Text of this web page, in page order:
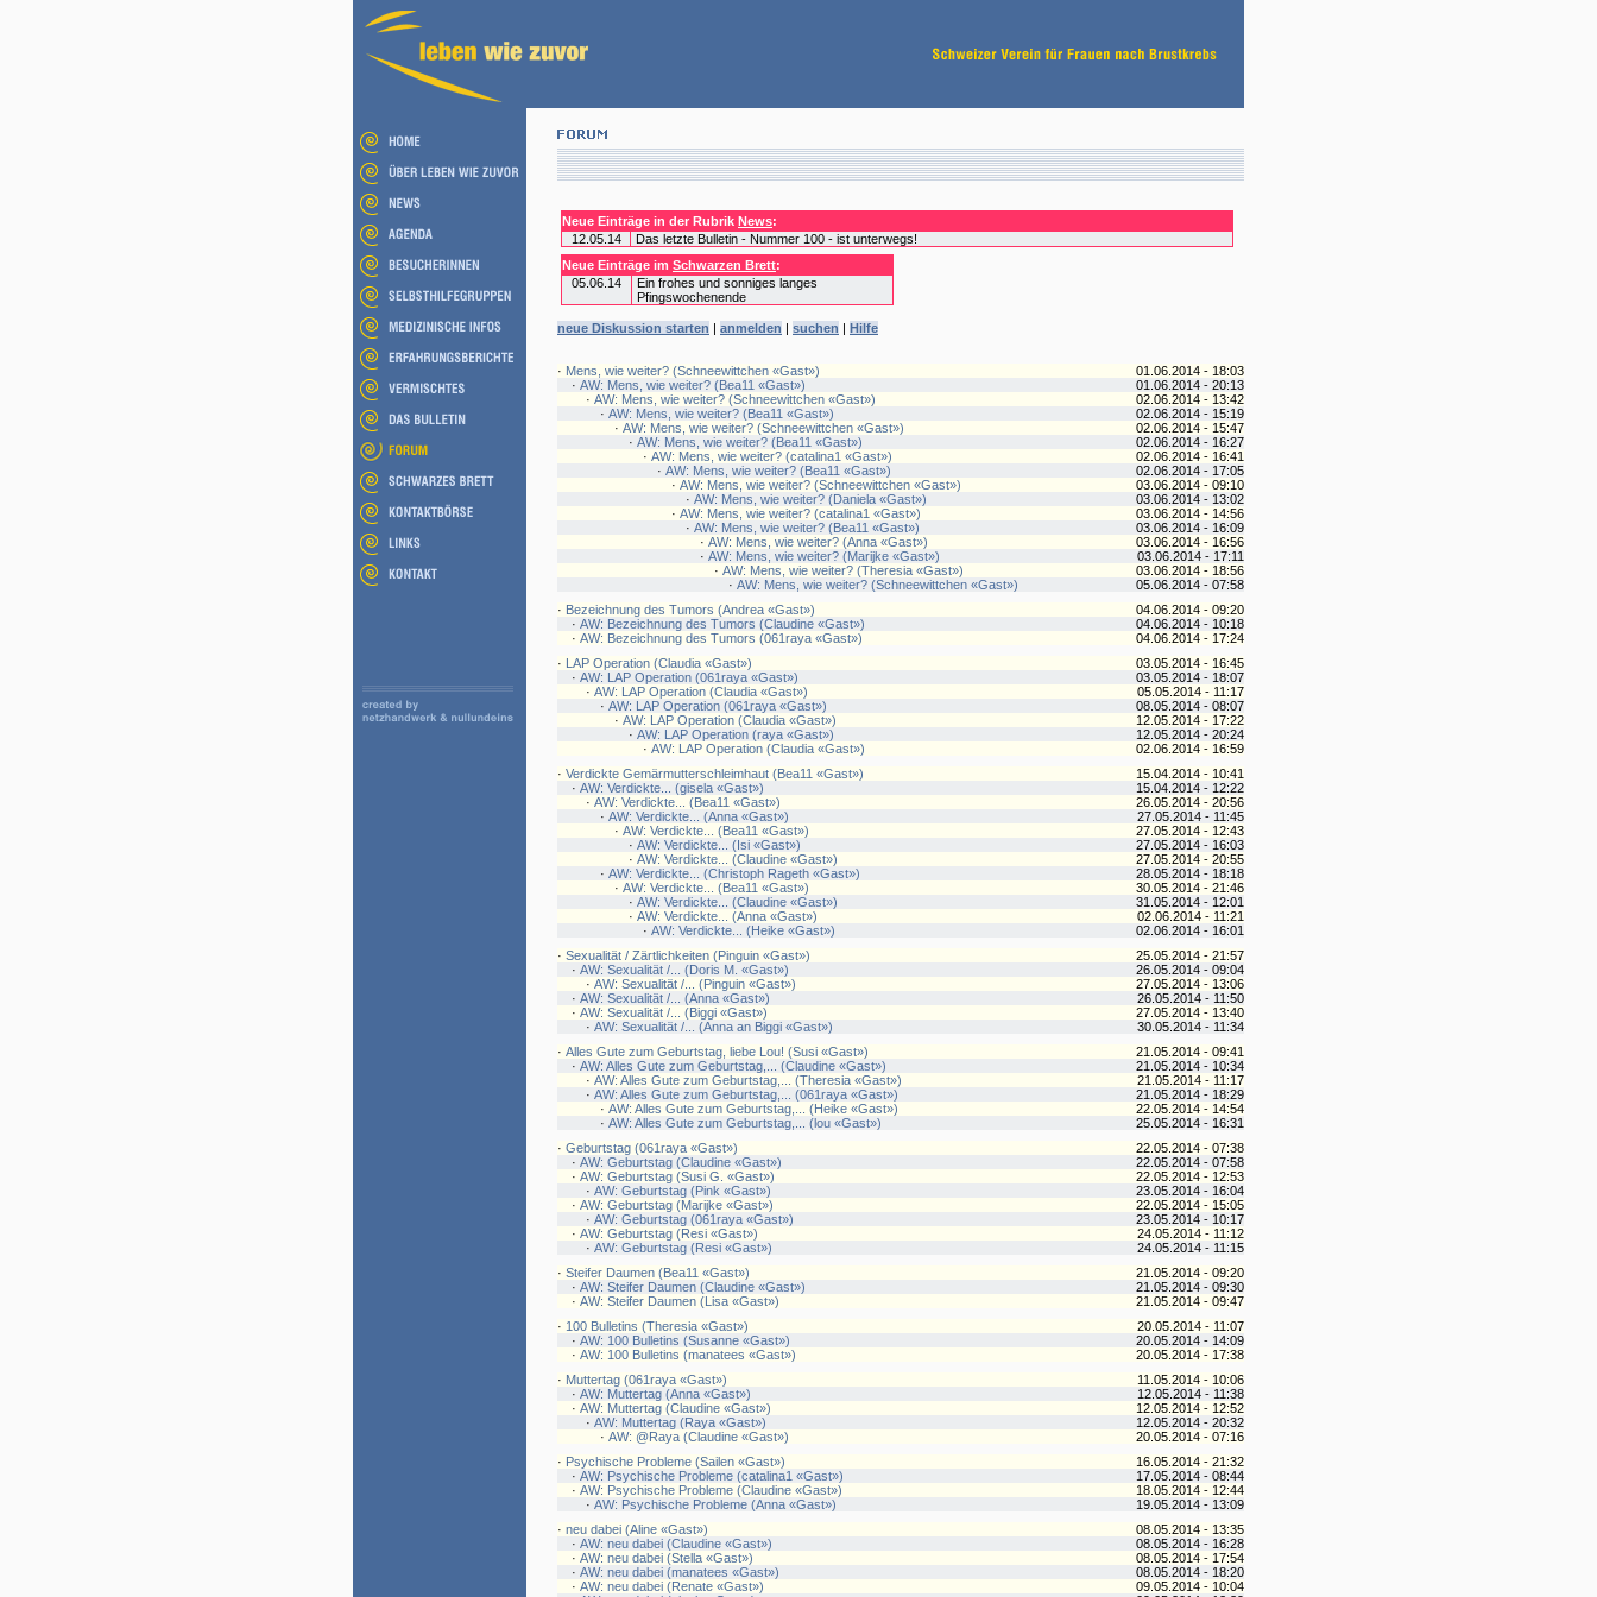
Neue Einträge in der Rubrik News:
12.05.14
Das letzte Bulletin - Nummer 100 - ist unterwegs!
Neue Einträge im Schwarzen Brett:
05.06.14
Ein frohes und sonniges langes
Pfingswochenende
neue Diskussion starten | anmelden | suchen | Hilfe
· Mens, wie weiter? (Schneewittchen «Gast»)
01.06.2014 - 18:03
· AW: Mens, wie weiter? (Bea11 «Gast»)
01.06.2014 - 20:13
· AW: Mens, wie weiter? (Schneewittchen «Gast»)
02.06.2014 - 13:42
· AW: Mens, wie weiter? (Bea11 «Gast»)
02.06.2014 - 15:19
· AW: Mens, wie weiter? (Schneewittchen «Gast»)
02.06.2014 - 15:47
· AW: Mens, wie weiter? (Bea11 «Gast»)
02.06.2014 - 16:27
· AW: Mens, wie weiter? (catalina1 «Gast»)
02.06.2014 - 16:41
· AW: Mens, wie weiter? (Bea11 «Gast»)
02.06.2014 - 17:05
· AW: Mens, wie weiter? (Schneewittchen «Gast»)
03.06.2014 - 09:10
· AW: Mens, wie weiter? (Daniela «Gast»)
03.06.2014 - 13:02
· AW: Mens, wie weiter? (catalina1 «Gast»)
03.06.2014 - 14:56
· AW: Mens, wie weiter? (Bea11 «Gast»)
03.06.2014 - 16:09
· AW: Mens, wie weiter? (Anna «Gast»)
03.06.2014 - 16:56
· AW: Mens, wie weiter? (Marijke «Gast»)
03.06.2014 - 17:11
· AW: Mens, wie weiter? (Theresia «Gast»)
03.06.2014 - 18:56
· AW: Mens, wie weiter? (Schneewittchen «Gast»)
05.06.2014 - 07:58
· Bezeichnung des Tumors (Andrea «Gast»)
04.06.2014 - 09:20
· AW: Bezeichnung des Tumors (Claudine «Gast»)
04.06.2014 - 10:18
· AW: Bezeichnung des Tumors (061raya «Gast»)
04.06.2014 - 17:24
· LAP Operation (Claudia «Gast»)
03.05.2014 - 16:45
· AW: LAP Operation (061raya «Gast»)
03.05.2014 - 18:07
· AW: LAP Operation (Claudia «Gast»)
05.05.2014 - 11:17
· AW: LAP Operation (061raya «Gast»)
08.05.2014 - 08:07
· AW: LAP Operation (Claudia «Gast»)
12.05.2014 - 17:22
· AW: LAP Operation (raya «Gast»)
12.05.2014 - 20:24
· AW: LAP Operation (Claudia «Gast»)
02.06.2014 - 16:59
· Verdickte Gemärmutterschleimhaut (Bea11 «Gast»)
15.04.2014 - 10:41
· AW: Verdickte... (gisela «Gast»)
15.04.2014 - 12:22
· AW: Verdickte... (Bea11 «Gast»)
26.05.2014 - 20:56
· AW: Verdickte... (Anna «Gast»)
27.05.2014 - 11:45
· AW: Verdickte... (Bea11 «Gast»)
27.05.2014 - 12:43
· AW: Verdickte... (Isi «Gast»)
27.05.2014 - 16:03
· AW: Verdickte... (Claudine «Gast»)
27.05.2014 - 20:55
· AW: Verdickte... (Christoph Rageth «Gast»)
28.05.2014 - 18:18
· AW: Verdickte... (Bea11 «Gast»)
30.05.2014 - 21:46
· AW: Verdickte... (Claudine «Gast»)
31.05.2014 - 12:01
· AW: Verdickte... (Anna «Gast»)
02.06.2014 - 11:21
· AW: Verdickte... (Heike «Gast»)
02.06.2014 - 16:01
· Sexualität / Zärtlichkeiten (Pinguin «Gast»)
25.05.2014 - 21:57
· AW: Sexualität /... (Doris M. «Gast»)
26.05.2014 - 09:04
· AW: Sexualität /... (Pinguin «Gast»)
27.05.2014 - 13:06
· AW: Sexualität /... (Anna «Gast»)
26.05.2014 - 11:50
· AW: Sexualität /... (Biggi «Gast»)
27.05.2014 - 13:40
· AW: Sexualität /... (Anna an Biggi «Gast»)
30.05.2014 - 11:34
· Alles Gute zum Geburtstag, liebe Lou! (Susi «Gast»)
21.05.2014 - 09:41
· AW: Alles Gute zum Geburtstag,... (Claudine «Gast»)
21.05.2014 - 10:34
· AW: Alles Gute zum Geburtstag,... (Theresia «Gast»)
21.05.2014 - 11:17
· AW: Alles Gute zum Geburtstag,... (061raya «Gast»)
21.05.2014 - 18:29
· AW: Alles Gute zum Geburtstag,... (Heike «Gast»)
22.05.2014 - 14:54
· AW: Alles Gute zum Geburtstag,... (lou «Gast»)
25.05.2014 - 16:31
· Geburtstag (061raya «Gast»)
22.05.2014 - 07:38
· AW: Geburtstag (Claudine «Gast»)
22.05.2014 - 07:58
· AW: Geburtstag (Susi G. «Gast»)
22.05.2014 - 12:53
· AW: Geburtstag (Pink «Gast»)
23.05.2014 - 16:04
· AW: Geburtstag (Marijke «Gast»)
22.05.2014 - 15:05
· AW: Geburtstag (061raya «Gast»)
23.05.2014 - 10:17
· AW: Geburtstag (Resi «Gast»)
24.05.2014 - 11:12
· AW: Geburtstag (Resi «Gast»)
24.05.2014 - 11:15
· Steifer Daumen (Bea11 «Gast»)
21.05.2014 - 09:20
· AW: Steifer Daumen (Claudine «Gast»)
21.05.2014 - 09:30
· AW: Steifer Daumen (Lisa «Gast»)
21.05.2014 - 09:47
· 100 Bulletins (Theresia «Gast»)
20.05.2014 - 11:07
· AW: 100 Bulletins (Susanne «Gast»)
20.05.2014 - 14:09
· AW: 100 Bulletins (manatees «Gast»)
20.05.2014 - 17:38
· Muttertag (061raya «Gast»)
11.05.2014 - 10:06
· AW: Muttertag (Anna «Gast»)
12.05.2014 - 11:38
· AW: Muttertag (Claudine «Gast»)
12.05.2014 - 12:52
· AW: Muttertag (Raya «Gast»)
12.05.2014 - 20:32
· AW: @Raya (Claudine «Gast»)
20.05.2014 - 07:16
· Psychische Probleme (Sailen «Gast»)
16.05.2014 - 21:32
· AW: Psychische Probleme (catalina1 «Gast»)
17.05.2014 - 08:44
· AW: Psychische Probleme (Claudine «Gast»)
18.05.2014 - 12:44
· AW: Psychische Probleme (Anna «Gast»)
19.05.2014 - 13:09
· neu dabei (Aline «Gast»)
08.05.2014 - 13:35
· AW: neu dabei (Claudine «Gast»)
08.05.2014 - 16:28
· AW: neu dabei (Stella «Gast»)
08.05.2014 - 17:54
· AW: neu dabei (manatees «Gast»)
08.05.2014 - 18:20
· AW: neu dabei (Renate «Gast»)
09.05.2014 - 10:04